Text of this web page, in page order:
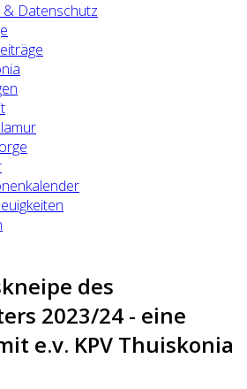
& Datenschutz
des
2023/24 - eine
e.v. KPV Thuiskonia